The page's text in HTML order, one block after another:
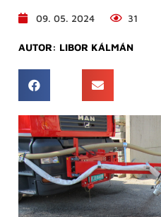
09. 05. 2024 31
AUTOR: LIBOR KÁLMÁN